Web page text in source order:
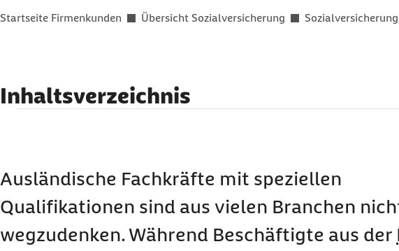
Sie befinden sich hier:
Startseite Firmenkunden Übersicht Sozialversicherung
Inhaltsverzeichnis
Wichtig für Fachkräfte aus dem Ausland:
Ausnahmen von der Sozialversicherungspflicht für
Fachkräfte
Ausländische Fachkräfte mit speziellen
Qualifikationen sind aus vielen Branchen
wegzudenken. Während Beschäftigte aus der